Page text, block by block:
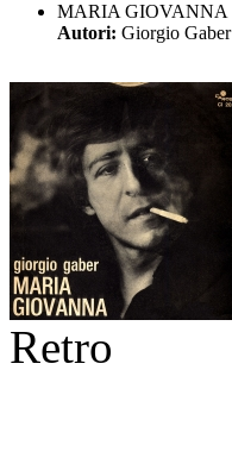
MARIA GIOVANNA
Autori: Giorgio Gaber
Retro